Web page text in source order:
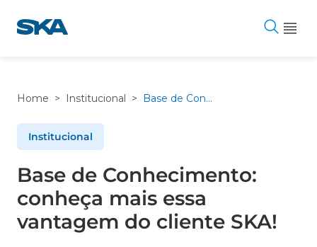
para
Home > Institucional > Base de Conhecimento: conheça mais essa vantagem do cliente SKA!
Institucional
Base de Conhecimento:
conheça mais essa
vantagem do cliente SKA!